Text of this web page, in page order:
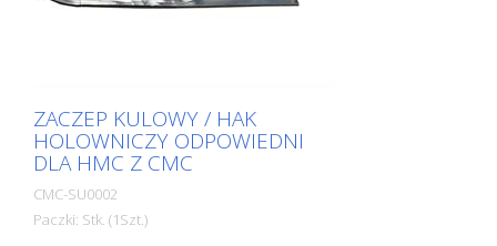
ZACZEP KULOWY / HAK
HOLOWNICZY ODPOWIEDNI
DLA HMC Z CMC
CMC-SU0002
Paczki: Stk. (1Szt.)